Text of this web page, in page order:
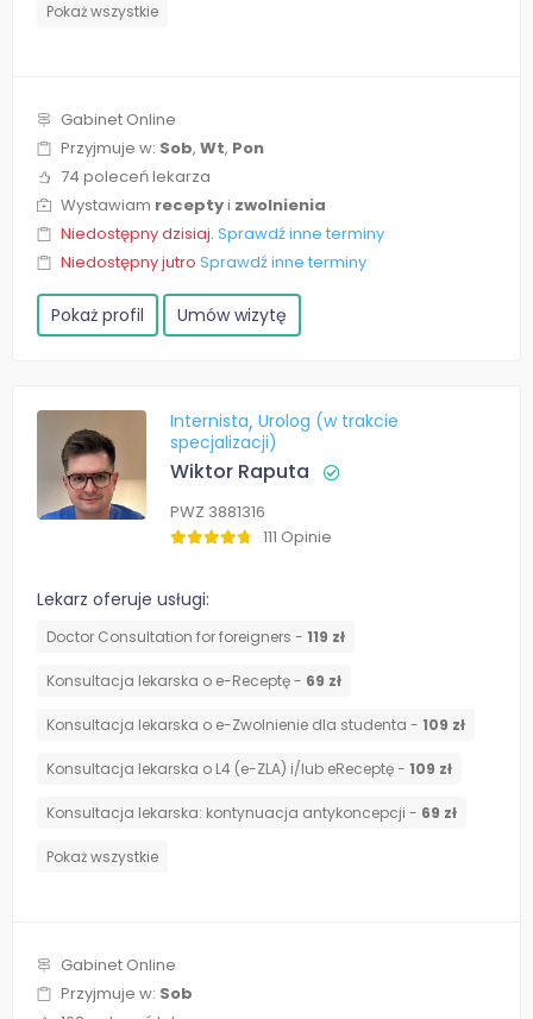
Pokaż wszystkie
Gabinet Online
Przyjmuje w: Sob, Wt, Pon
74 poleceń lekarza
Wystawiam receptyi zwolnienia
Niedostępny dzisiaj. Sprawdź inne terminy
Niedostępny jutro Sprawdź inne terminy
Pokaż profil Umów wizytę
Internista Urolog (w trakcie
specjalizacji)
Wiktor Raputa
PWZ 3881316
111 Opinie
Lekarz oferuje usługi:
Doctor Consultation for foreigners - 119 zł
Konsultacja lekarska o e-Receptę - 69 zł
Konsultacja lekarska o e-Zwolnienie dla studenta - 109 zł
Konsultacja lekarska o L4 (e-ZLA) i/lub eReceptę - 109 zł
⁠Konsultacja lekarska: kontynuacja antykoncepcji - 69 zł
Pokaż wszystkie
Gabinet Online
Przyjmuje w: Sob